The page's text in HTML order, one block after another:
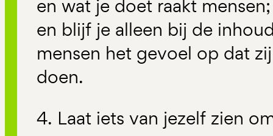
en wat je doet raakt
en blijf je alleen bij de
mensen het gevoel op dat
doen.
4. Laat iets van jezelf zien